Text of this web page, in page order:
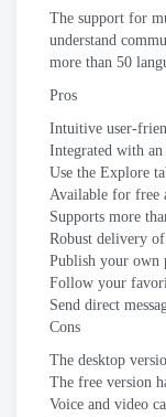
The support for
understand
more than 50
Pros
Intuitive user-
Integrated with
Use the Explore
Available for free
Supports more
Robust delivery
Publish your own
Follow your
Send direct
Cons
The desktop
The free version
Voice and video